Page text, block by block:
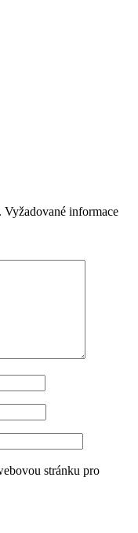
Vyžadované informace
stránku pro